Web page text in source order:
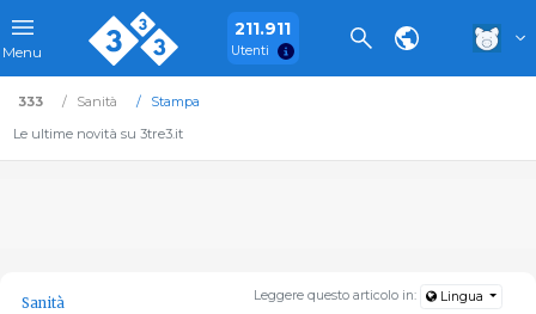
Menu
211.911
Utenti
333 Sanità
Stampa
Le ultime novità su 3tre3.it
Leggere questo articolo in: Lingua
Sanità